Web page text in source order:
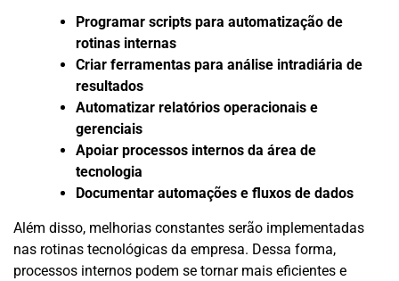
Programar scripts para automatização de
rotinas internas
Criar ferramentas para análise intradiária de
resultados
Automatizar relatórios operacionais e
gerenciais
Apoiar processos internos da área de
tecnologia
Documentar automações e fluxos de dados
Além disso, melhorias constantes serão implementadas
nas rotinas tecnológicas da empresa. Dessa forma,
processos internos podem se tornar mais eficientes e